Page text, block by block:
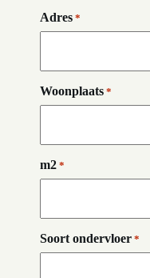
Adres *
Woonplaats *
m2 *
Soort ondervloer *